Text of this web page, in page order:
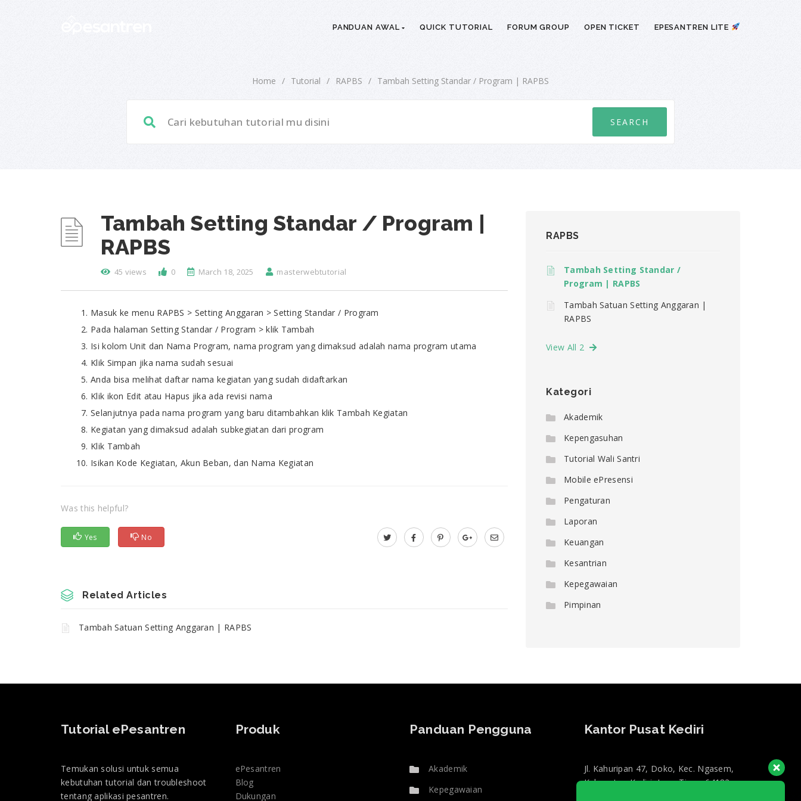
PANDUAN AWAL QUICK TUTORIAL FORUM GROUP OPEN TICKET EPESANTREN LITE
Home / Tutorial / RAPBS / Tambah Setting Standar / Program | RAPBS
Tambah Setting Standar / Program |
RAPBS
45 views 0 March 18, 2025 masterwebtutorial
Masuk ke menu RAPBS > Setting Anggaran > Setting Standar / Program
Pada halaman Setting Standar / Program > klik Tambah
Isi kolom Unit dan Nama Program, nama program yang dimaksud adalah nama program utama
Klik Simpan jika nama sudah sesuai
Anda bisa melihat daftar nama kegiatan yang sudah didaftarkan
Klik ikon Edit atau Hapus jika ada revisi nama
Selanjutnya pada nama program yang baru ditambahkan klik Tambah Kegiatan
Kegiatan yang dimaksud adalah subkegiatan dari program
Klik Tambah
Isikan Kode Kegiatan, Akun Beban, dan Nama Kegiatan
Was this helpful?
Yes No
Related Articles
Tambah Satuan Setting Anggaran | RAPBS
RAPBS
Tambah Setting Standar /
Program | RAPBS
Tambah Satuan Setting Anggaran |
RAPBS
View All 2
Kategori
Akademik
Kepengasuhan
Tutorial Wali Santri
Mobile ePresensi
Pengaturan
Laporan
Keuangan
Kesantrian
Kepegawaian
Pimpinan
Tutorial ePesantren
Temukan solusi untuk semua
kebutuhan tutorial dan troubleshoot
tentang aplikasi pesantren.
Produk
ePesantren
Blog
Dukungan
Panduan Pengguna
Akademik
Kepegawaian
Kantor Pusat Kediri
Jl. Kahuripan 47, Doko, Kec. Ngasem,
Kabupaten Kediri, Jawa Timur 64182